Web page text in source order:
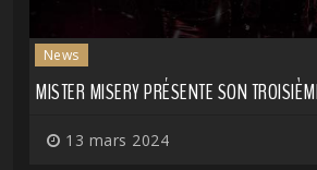
News
MISTER MISERY PRÉSENTE SON
13 mars 2024